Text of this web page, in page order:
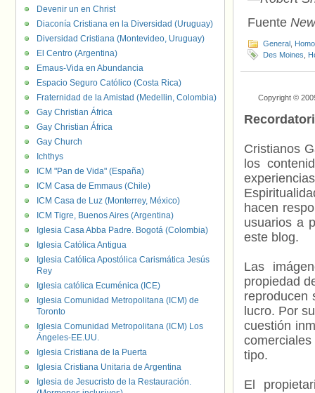
Fuente
General
Des Moines
Copyright ©
Cristianos
los
hacen
usuarios a
este blog.
Las
propiedad
reproducen
lucro. Por
cuestión
tipo.
El
Devenir un en Christ
Diaconía Cristiana en la Diversidad (Uruguay)
Diversidad Cristiana (Montevideo, Uruguay)
El Centro (Argentina)
Emaus-Vida en Abundancia
Espacio Seguro Católico (Costa Rica)
Fraternidad de la Amistad (Medellin, Colombia)
Gay Christian África
Gay Christian África
Gay Church
Ichthys
ICM "Pan de Vida" (España)
ICM Casa de Emmaus (Chile)
ICM Casa de Luz (Monterrey, México)
ICM Tigre, Buenos Aires (Argentina)
Iglesia Casa Abba Padre. Bogotá (Colombia)
Iglesia Católica Antigua
Iglesia Católica Apostólica Carismática Jesús
Rey
Iglesia católica Ecuménica (ICE)
Iglesia Comunidad Metropolitana (ICM) de
Toronto
Iglesia Comunidad Metropolitana (ICM) Los
Ángeles-EE.UU.
Iglesia Cristiana de la Puerta
Iglesia Cristiana Unitaria de Argentina
Iglesia de Jesucristo de la Restauración.